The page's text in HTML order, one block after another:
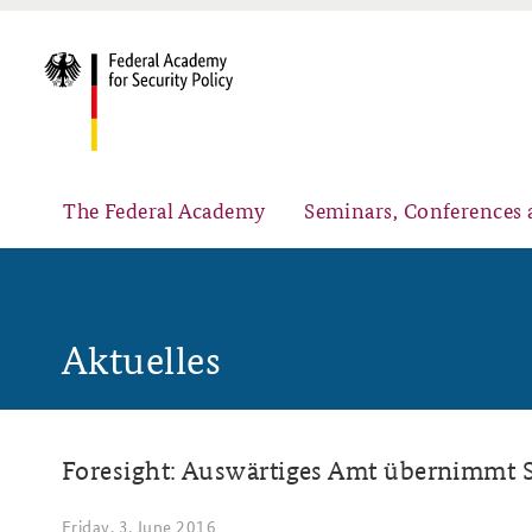
The Federal Academy
Advisory Board
Seminars, Conferences
Security Policy Course for Senior Officials
Aktuelles
Foresight: Auswärtiges Amt übernimmt
Friday, 3. June 2016